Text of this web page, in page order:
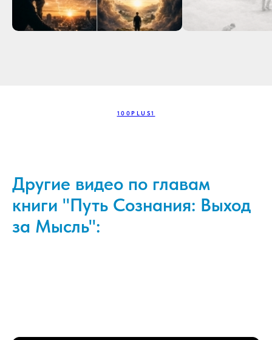
100PLUS1
Другие видео по главам
книги "Путь Сознания: Выход
за Мысль":